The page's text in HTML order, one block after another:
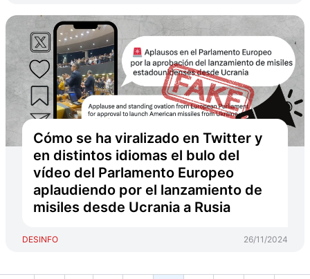
Cómo se ha viralizado en Twitter y
en distintos idiomas el bulo del
vídeo del Parlamento Europeo
aplaudiendo por el lanzamiento de
misiles desde Ucrania a Rusia
DESINFO 26/11/2024